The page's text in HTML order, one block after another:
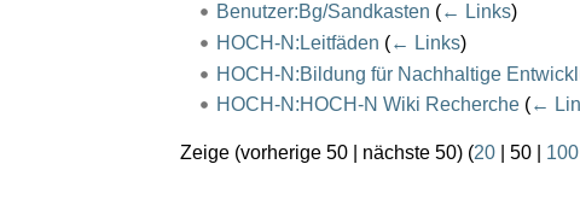
Benutzer:Bg/Sandkasten (← Links)
HOCH-N:Leitfäden (← Links)
HOCH-N:Bildung für Nachhaltige
HOCH-N:HOCH-N Wiki Recherche (←
Zeige (vorherige 50 nächste 50) (20 50 100